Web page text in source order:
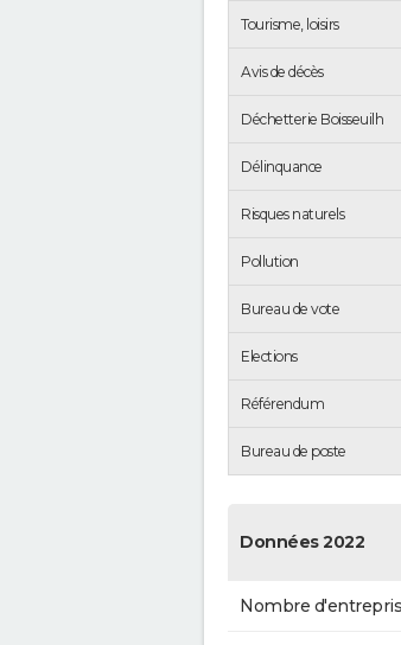
Tourisme, loisirs
Avis de décès
Déchetterie Boisseuilh
Délinquance
Risques naturels
Pollution
Bureau de vote
Elections
Référendum
Bureau de poste
Données 2022
Nombre